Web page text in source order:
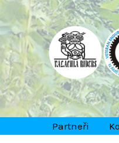
Přeskočit
na
obsah
Partneři
Post
navigation